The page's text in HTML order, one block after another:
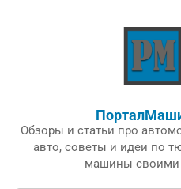
Обзоры и статьи про
авто, советы и идеи по
машины своими